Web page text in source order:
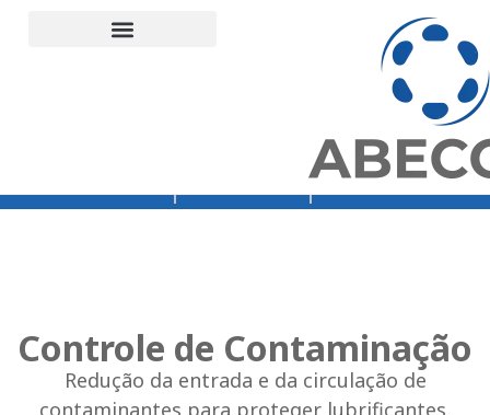
Rede Vibra
Controle de Contaminação
Redução da entrada e da circulação de
contaminantes para proteger lubrificantes,